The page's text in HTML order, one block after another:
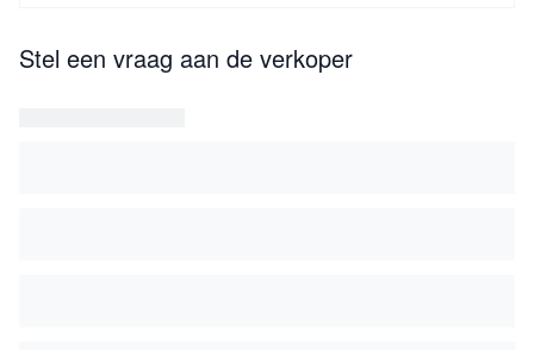
Stel een vraag aan de verkoper